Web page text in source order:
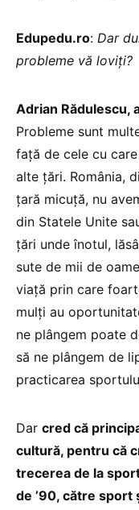
Edupedu.ro: Dar
probleme vă loviți?
Adrian Rădulescu,
Probleme sunt
față de cele cu
alte țări. România,
țară micuță, nu
din Statele Unite
țări unde înotul,
sute de mii de
viață prin care
mulți au
ne plângem poate
să ne plângem de
practicarea
Dar cred că
cultură, pentru că
trecerea de la
de ’90, către sport